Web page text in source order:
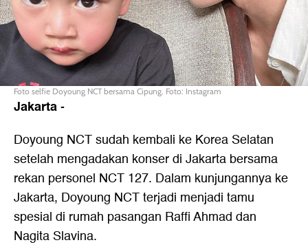
Foto selfie Doyoung NCT bersama Cipung. Foto: Instagram
Jakarta-
Doyoung NCT sudah kembali ke Korea Selatan
setelah mengadakan konser di Jakarta bersama
rekan personel NCT 127. Dalam kunjungannya ke
Jakarta, Doyoung NCT terjadi menjadi tamu
spesial di rumah pasangan Raffi Ahmad dan
Nagita Slavina.